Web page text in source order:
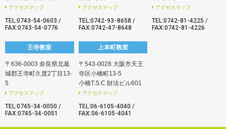
アクセスマップ
TEL:0743-54-0603 /
FAX:0743-54-0776
アクセスマップ
TEL:0742-93ｰ8658 /
FAX:0742-47-8648
アクセスマップ
TEL:0742-81-4225 /
FAX:0742-81-4226
王寺教室
〒636-0003 奈良県北葛
城郡王寺町久度2丁目13-
5
アクセスマップ
TEL:0745-34-0050 /
FAX:0745-34-0051
上本町教室
〒543-0028 大阪市天王
寺区小橋町13-5
小橋T.S.C 財法ビル601
アクセスマップ
TEL:06-6105-4040 /
FAX:06-6105-4041